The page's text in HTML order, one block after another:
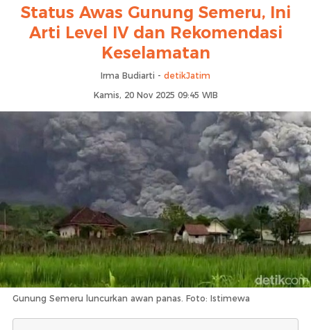
Status Awas Gunung Semeru, Ini
Arti Level IV dan Rekomendasi
Keselamatan
Irma Budiarti - detikJatim
Kamis, 20 Nov 2025 09:45 WIB
Gunung Semeru luncurkan awan panas. Foto: Istimewa